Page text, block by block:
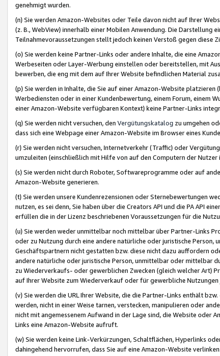
genehmigt wurden.
(n) Sie werden Amazon-Websites oder Teile davon nicht auf Ihrer
(z. B., WebView) innerhalb einer Mobilen Anwendung. Die Darstellung
Teilnahmevoraussetzungen stellt jedoch keinen Verstoß gegen diese
(o) Sie werden keine Partner-Links oder andere Inhalte, die eine
Werbeseiten oder Layer-Werbung einstellen oder bereitstellen, mit
bewerben, die eng mit dem auf Ihrer Website befindlichen Material
(p) Sie werden in Inhalte, die Sie auf einer Amazon-Website
Werbediensten oder in einer Kundenbewertung, einem Forum, einem
einer Amazon-Website verfügbaren Kontext) keine Partner-Links
(q) Sie werden nicht versuchen, den Vergütungskatalog zu umgehen
dass sich eine Webpage einer Amazon-Website im Browser eines
(r) Sie werden nicht versuchen, Internetverkehr (Traffic) oder
umzuleiten (einschließlich mit Hilfe von auf den Computern der
(s) Sie werden nicht durch Roboter, Softwareprogramme oder auf
Amazon-Website generieren.
(t) Sie werden unsere Kundenrezensionen oder Sternebewertungen
nutzen, es sei denn, Sie haben über die Creators API und die PA API
erfüllen die in der Lizenz beschriebenen Voraussetzungen für die
(u) Sie werden weder unmittelbar noch mittelbar über Partner-Links
oder zu Nutzung durch eine andere natürliche oder juristische
Geschäftspartnern nicht gestatten bzw. diese nicht dazu auffordern
andere natürliche oder juristische Person, unmittelbar oder mittelbar
zu Wiederverkaufs- oder gewerblichen Zwecken (gleich welcher Art)
auf Ihrer Website zum Wiederverkauf oder für gewerbliche
(v) Sie werden die URL Ihrer Website, die die Partner-Links enthält
werden, nicht in einer Weise tarnen, verstecken, manipulieren oder
nicht mit angemessenem Aufwand in der Lage sind, die Website oder
Links eine Amazon-Website aufruft.
(w) Sie werden keine Link-Verkürzungen, Schaltflächen, Hyperlinks
dahingehend hervorrufen, dass Sie auf eine Amazon-Website